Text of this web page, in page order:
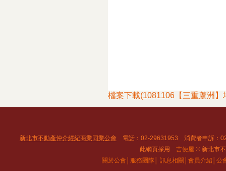
檔案下載(1081106【三重蘆洲
新北市不動產仲介經紀商業同業公會 電話：02-29631953 消費者申訴：
此網頁採用 吉便屋 © 新北市
關於公會│ 服務團隊│ 訊息相關│ 會員介紹│ 公